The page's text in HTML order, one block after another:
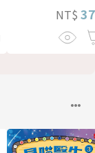
NT$